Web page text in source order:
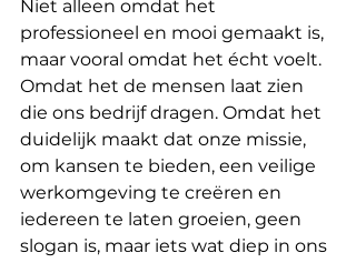
Niet alleen omdat het
professioneel en mooi gemaakt is,
maar vooral omdat het écht voelt.
Omdat het de mensen laat zien
die ons bedrijf dragen. Omdat het
duidelijk maakt dat onze missie,
om kansen te bieden, een veilige
werkomgeving te creëren en
iedereen te laten groeien, geen
slogan is, maar iets wat diep in ons